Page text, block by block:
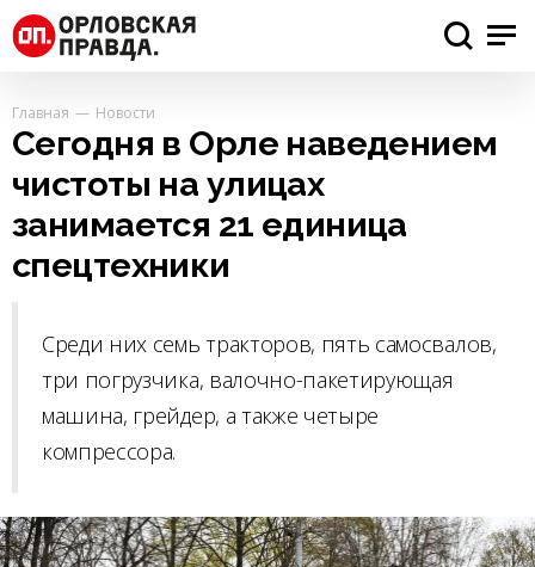
Главная Новости
Сегодня в Орле наведением
чистоты на улицах
занимается 21 единица
спецтехники
Среди них семь тракторов, пять самосвалов,
три погрузчика, валочно-пакетирующая
машина, грейдер, а также четыре
компрессора.